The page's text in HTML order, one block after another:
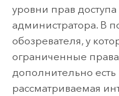
уровни прав
администратора. В
обозревателя, у
ограниченные
дополнительно есть
рассматриваемая